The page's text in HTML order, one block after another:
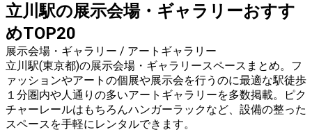
立川駅の展示会場・ギャラリーおすす
めTOP20
展示会場・ギャラリー / アートギャラリー
立川駅(東京都)の展示会場・ギャラリースペースまとめ。フ
ァッションやアートの個展や展示会を行うのに最適な駅徒歩
１分圏内や人通りの多いアートギャラリーを多数掲載。ピク
チャーレールはもちろんハンガーラックなど、設備の整った
スペースを手軽にレンタルできます。